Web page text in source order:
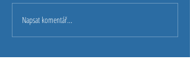
Napsat komentář...